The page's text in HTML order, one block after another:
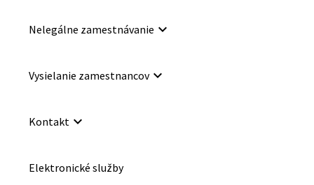
Nelegálne zamestnávanie keyboard_arrow_down
Vysielanie zamestnancovkeyboard_arrow_down
Kontakt keyboard_arrow_down
Elektronické služby